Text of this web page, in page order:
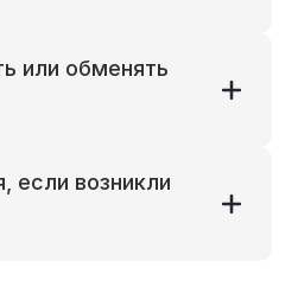
или обменять
если возникли